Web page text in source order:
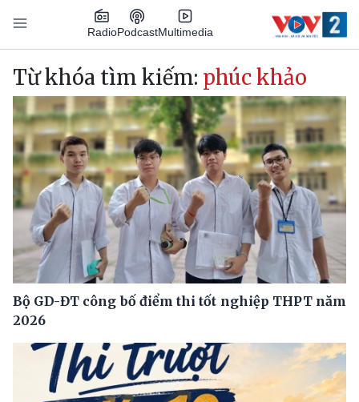
Nhảy đến nội dung
RadioPodcastMultimedia
Main navigation
Từ khóa tìm kiếm: phúc khảo
Bộ GD-ĐT công bố điểm thi tốt nghiệp THPT năm
2026